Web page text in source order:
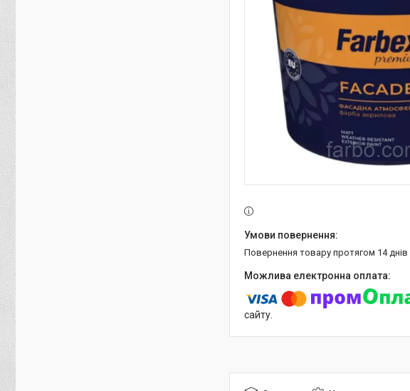
повернення товару протягом 14 днів
сайту.